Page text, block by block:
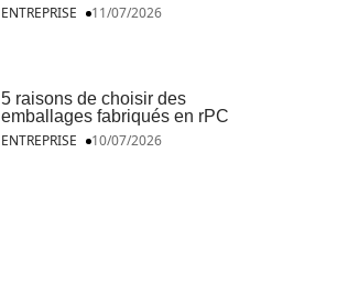
ENTREPRISE
11/07/2026
5 raisons de choisir des
emballages fabriqués en rPC
ENTREPRISE
10/07/2026